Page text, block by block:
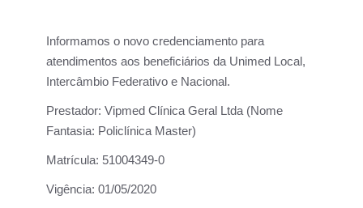
Informamos o novo credenciamento para
atendimentos aos beneficiários da Unimed Local,
Intercâmbio Federativo e Nacional.
Prestador: Vipmed Clínica Geral Ltda (Nome
Fantasia: Policlínica Master)
Matrícula: 51004349-0
Vigência: 01/05/2020